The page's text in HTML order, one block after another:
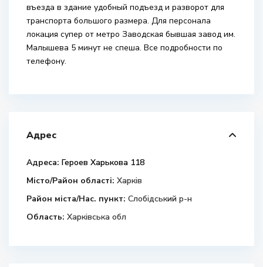
въезда в здание удобный подъезд и разворот для
транспорта большого размера. Для персонала
локация супер от метро Заводская бывшая завод им.
Малышева 5 минут не спеша. Все подробности по
телефону.
Адрес
Адреса: Героев Харькова 118
Місто/Район області: Харків
Район міста/Нас. пункт: Слобідський р-н
Область: Харківська обл